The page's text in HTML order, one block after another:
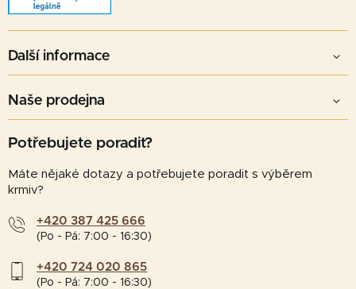
Další informace
Naše prodejna
Potřebujete poradit?
Máte nějaké dotazy a potřebujete poradit s výběrem
krmiv?
+420 387 425 666
(Po - Pá: 7:00 - 16:30)
+420 724 020 865
(Po - Pá: 7:00 - 16:30)